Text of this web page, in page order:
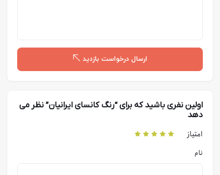
ارسال درخواست بازدید
اولین نفری باشید که برای “رنگ كانسای ایرانیان” نظر می
دهد
امتیاز
نام